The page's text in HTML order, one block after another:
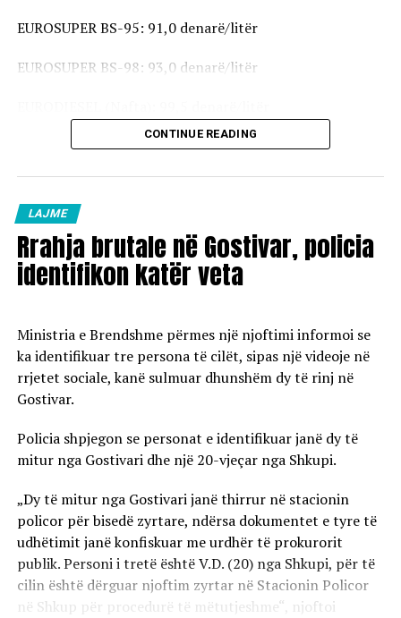
EUROSUPER BS-95: 91,0 denarë/litër
EUROSUPER BS-98: 93,0 denarë/litër
Vaji ekstra i lehtë (EL-1): 98,5 denarë/litër
vlejnë në të gjitha pikat e karburanteve në vend.
CONTINUE READING
LAJME
Rrahja brutale në Gostivar, policia
identifikon katër veta
Ministria e Brendshme përmes një njoftimi informoi se
ka identifikuar tre persona të cilët, sipas një videoje në
rrjetet sociale, kanë sulmuar dhunshëm dy të rinj në
Gostivar.
Policia shpjegon se personat e identifikuar janë dy të
mitur nga Gostivari dhe një 20-vjeçar nga Shkupi.
„Dy të mitur nga Gostivari janë thirrur në stacionin
policor për bisedë zyrtare, ndërsa dokumentet e tyre të
udhëtimit janë konfiskuar me urdhër të prokurorit
publik. Personi i tretë është V.D. (20) nga Shkupi, për të
cilin është dërguar njoftim zyrtar në Stacionin Policor
në Shkup për procedurë të mëtutjeshme“, njoftoi